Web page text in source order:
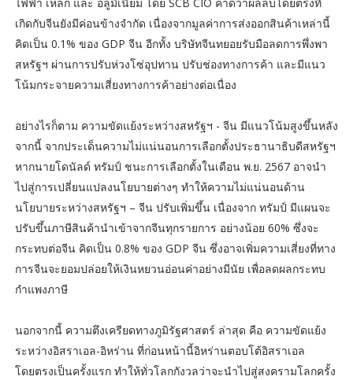
ไฟฟ้า เหล็ก และ อลูมิเนียม โดย SCB CIO คาดว่าผลลบโดยตรงที่
เกิดกับจีนยังมีค่อนข้างจำกัด เนื่องจากมูลค่าการส่งออกสินค้าเหล่านี้
คิดเป็น 0.1% ของ GDP จีน อีกทั้ง บริษัทจีนทยอยรับมือลดการพึ่งพา
สหรัฐฯ ผ่านการปรับห่วงโซ่อุปทาน ปรับช่องทางการค้า และมีแนว
โน้มกระจายความเสี่ยงทางการค้าอย่างต่อเนื่อง
อย่างไรก็ตาม ความขัดแย้งระหว่างสหรัฐฯ - จีน มีแนวโน้มสูงขึ้นหลัง
จากนี้ จากประเด็นความไม่แน่นอนการเลือกตั้งประธานาธิบดีสหรัฐฯ
หากนายโดนัลด์ ทรัมป์ ชนะการเลือกตั้งในเดือน พ.ย. 2567 อาจนำ
ไปสู่การเปลี่ยนแปลงนโยบายต่างๆ ทำให้ความไม่แน่นอนด้าน
นโยบายระหว่างสหรัฐฯ – จีน ปรับเพิ่มขึ้น เนื่องจาก ทรัมป์ มีแผนจะ
ปรับขึ้นภาษีสินค้านำเข้าจากจีนทุกรายการ อย่างน้อย 60% ซึ่งจะ
กระทบต่อจีน คิดเป็น 0.8% ของ GDP จีน ซึ่งอาจเพิ่มความเสี่ยงที่ทาง
การจีนจะยอมปล่อยให้เงินหยวนอ่อนค่าอย่างมีนัย เพื่อลดผลกระทบ
กำแพงภาษี
นอกจากนี้ ความตึงเครียดทางภูมิรัฐศาสตร์ ล่าสุด คือ ความขัดแย้ง
ระหว่างอิสราเอล-อิหร่าน ที่ก่อนหน้านี้อิหร่านตอบโต้อิสราเอล
โดยตรงเป็นครั้งแรก ทำให้ทั่วโลกกังวลว่าจะนำไปสู่สงครามโลกครั้ง